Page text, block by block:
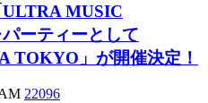
MUSIC
ーティーとして
TOKYO」が開催決定！
22096